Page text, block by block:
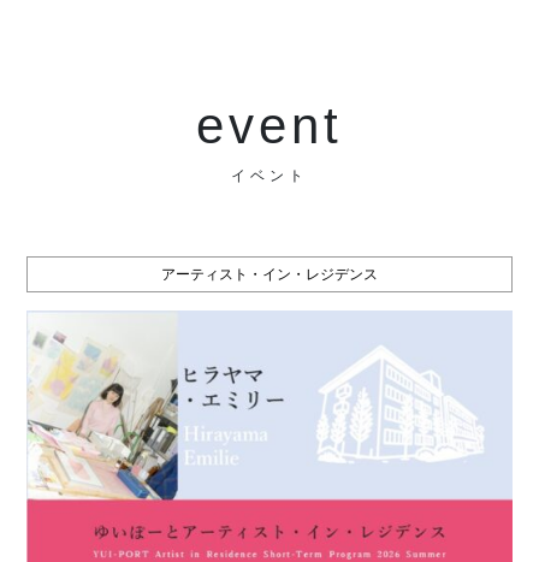
event
イベント
アーティスト・イン・レジデンス